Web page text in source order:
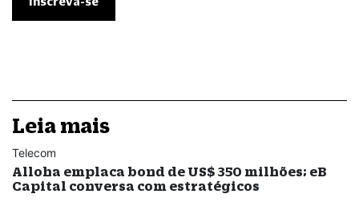
Leia mais
Telecom
Alloha emplaca bond de US$ 350 milhões; eB
Capital conversa com estratégicos